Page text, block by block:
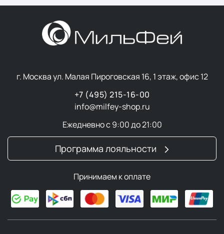
г. Москва ул. Малая Пироговская 16, 1 этаж, офис 12
+7 (495) 215-16-00
info@milfey-shop.ru
Ежедневно с 9:00 до 21:00
Программа лояльности
Принимаем к оплате